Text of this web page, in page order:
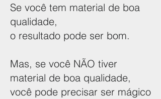
Se você tem material de boa
qualidade,
o resultado pode ser bom.
Mas, se você NÃO tiver
material de boa qualidade,
você pode precisar ser mágico